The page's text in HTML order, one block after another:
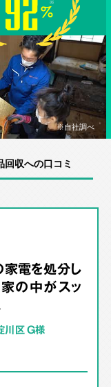
※自社調べ
収への口コミ
電を処分し
の中がスッ
川区 G様